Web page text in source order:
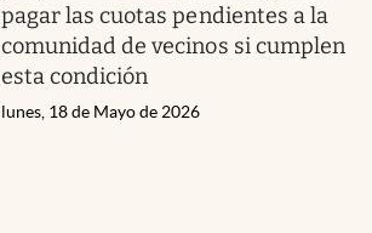
pagar las cuotas pendientes a la
comunidad de vecinos si cumplen
esta condición
lunes, 18 de Mayo de 2026